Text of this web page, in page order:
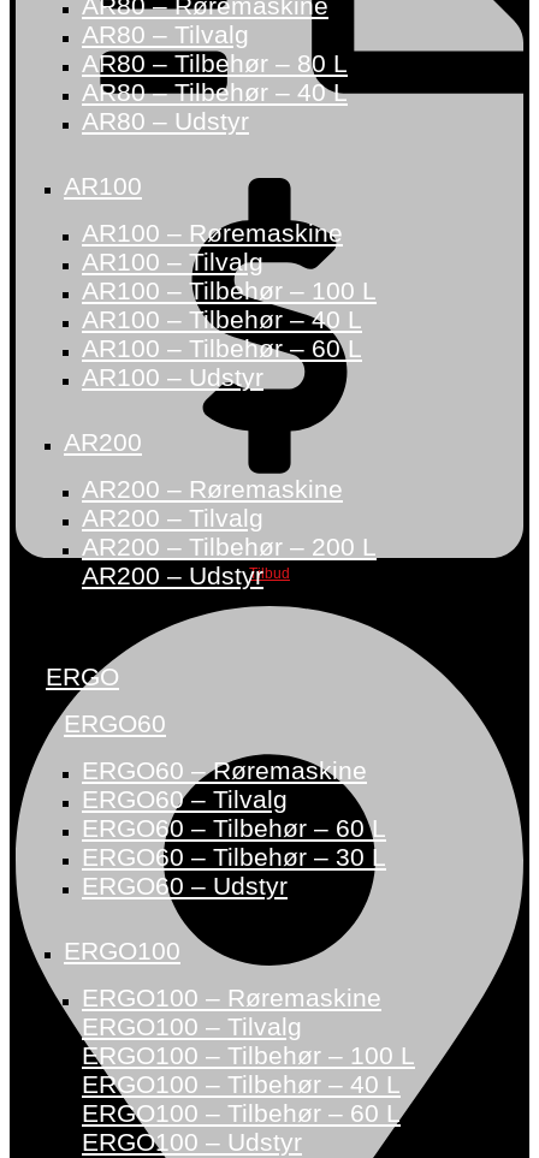
Tilbud
AR80 – Røremaskine
AR80 – Tilvalg
AR80 – Tilbehør – 80 L
AR80 – Tilbehør – 40 L
AR80 – Udstyr
AR100
AR100 – Røremaskine
AR100 – Tilvalg
AR100 – Tilbehør – 100 L
AR100 – Tilbehør – 40 L
AR100 – Tilbehør – 60 L
AR100 – Udstyr
AR200
AR200 – Røremaskine
AR200 – Tilvalg
AR200 – Tilbehør – 200 L
AR200 – Udstyr
ERGO
ERGO60
ERGO60 – Røremaskine
ERGO60 – Tilvalg
ERGO60 – Tilbehør – 60 L
ERGO60 – Tilbehør – 30 L
ERGO60 – Udstyr
ERGO100
ERGO100 – Røremaskine
ERGO100 – Tilvalg
ERGO100 – Tilbehør – 100 L
ERGO100 – Tilbehør – 40 L
ERGO100 – Tilbehør – 60 L
ERGO100 – Udstyr